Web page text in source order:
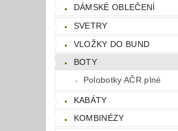
DÁMSKÉ OBLEČENÍ
SVETRY
VLOŽKY DO BUND
BOTY
Polobotky AČR plné
KABÁTY
KOMBINÉZY